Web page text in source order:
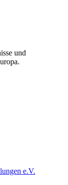
und
e.V.